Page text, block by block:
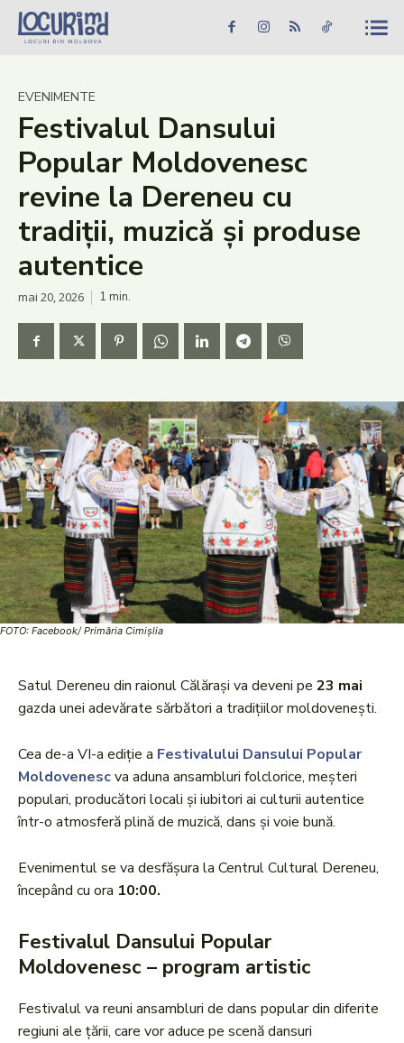
Caută în site... Căutare
Știri
Evenimente
Dezvoltare rurală
Turism
Vinării
Patrimoniu
Produs Acasă
EVENIMENTE
Festivalul Dansului
Popular Moldovenesc
revine la Dereneu cu
tradiții, muzică și produse
autentice
mai 20, 2026 1 min.
FOTO: Facebook/ Primăria Cimişlia
Satul Dereneu din raionul Călărași va deveni pe 23 mai
gazda unei adevărate sărbători a tradițiilor moldovenești.
Cea de-a VI-a ediție a Festivalului Dansului Popular
Moldovenescva aduna ansambluri folclorice, meșteri
populari, producători locali și iubitori ai culturii autentice
într-o atmosferă plină de muzică, dans și voie bună.
Evenimentul se va desfășura la Centrul Cultural Dereneu,
începând cu ora 10:00.
Festivalul Dansului Popular
Moldovenesc – program artistic
Festivalul va reuni ansambluri de dans popular din diferite
regiuni ale țării, care vor aduce pe scenă dansuri